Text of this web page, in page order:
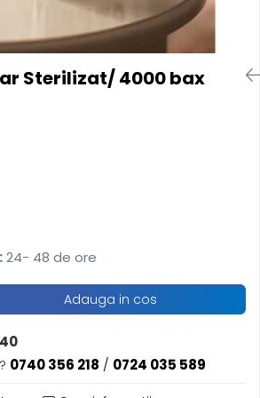
Sterilizat/ 4000 bax
24- 48 de ore
Adauga in cos
0740 356 218 / 0724 035 589